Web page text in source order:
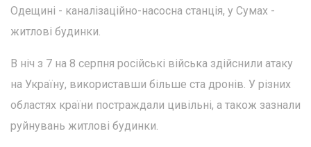
Одещині - каналізаційно-насосна станція, у Сумах -
житлові будинки.
В ніч з 7 на 8 серпня російські війська здійснили атаку
на Україну, використавши більше ста дронів. У різних
областях країни постраждали цивільні, а також зазнали
руйнувань житлові будинки.